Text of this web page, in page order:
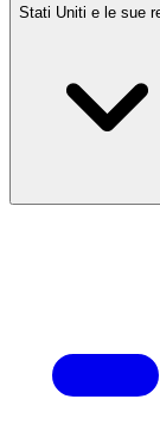
Stati Uniti e le sue